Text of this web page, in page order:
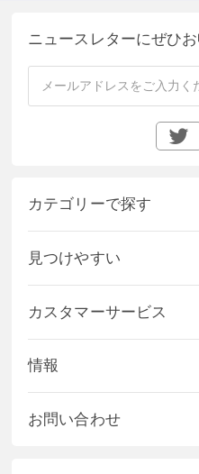
ニュースレターにぜひ
カテゴリーで探す
見つけやすい
カスタマーサービス
情報
お問い合わせ